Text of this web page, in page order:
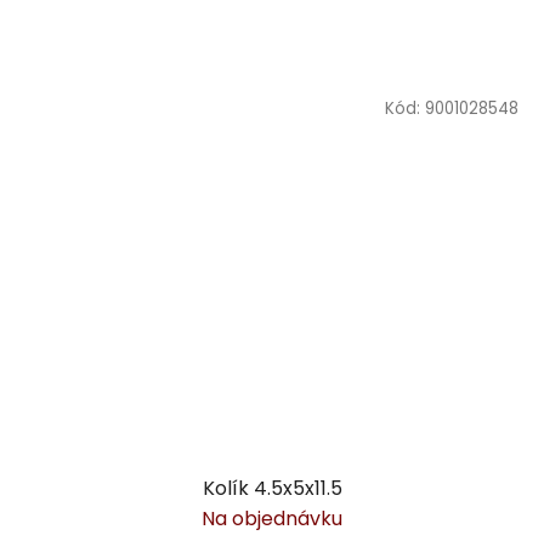
Kolík 4.5x5x11.5
Na objednávku
Kód: 9001028548